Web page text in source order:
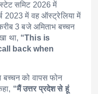
समिट 2026 में
2023 में वह ऑस्ट्रेलिया में
3 बजे अमिताभ बच्चन
था, “This is
back when
बच्चन को वापस फोन
“मैं उत्तर प्रदेश से हूं